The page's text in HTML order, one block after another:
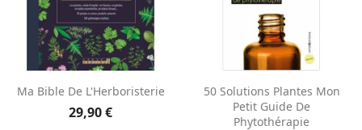
Ma Bible De L'Herboristerie
29,90 €
50 Solutions Plantes Mon
Petit Guide De
Phytothérapie